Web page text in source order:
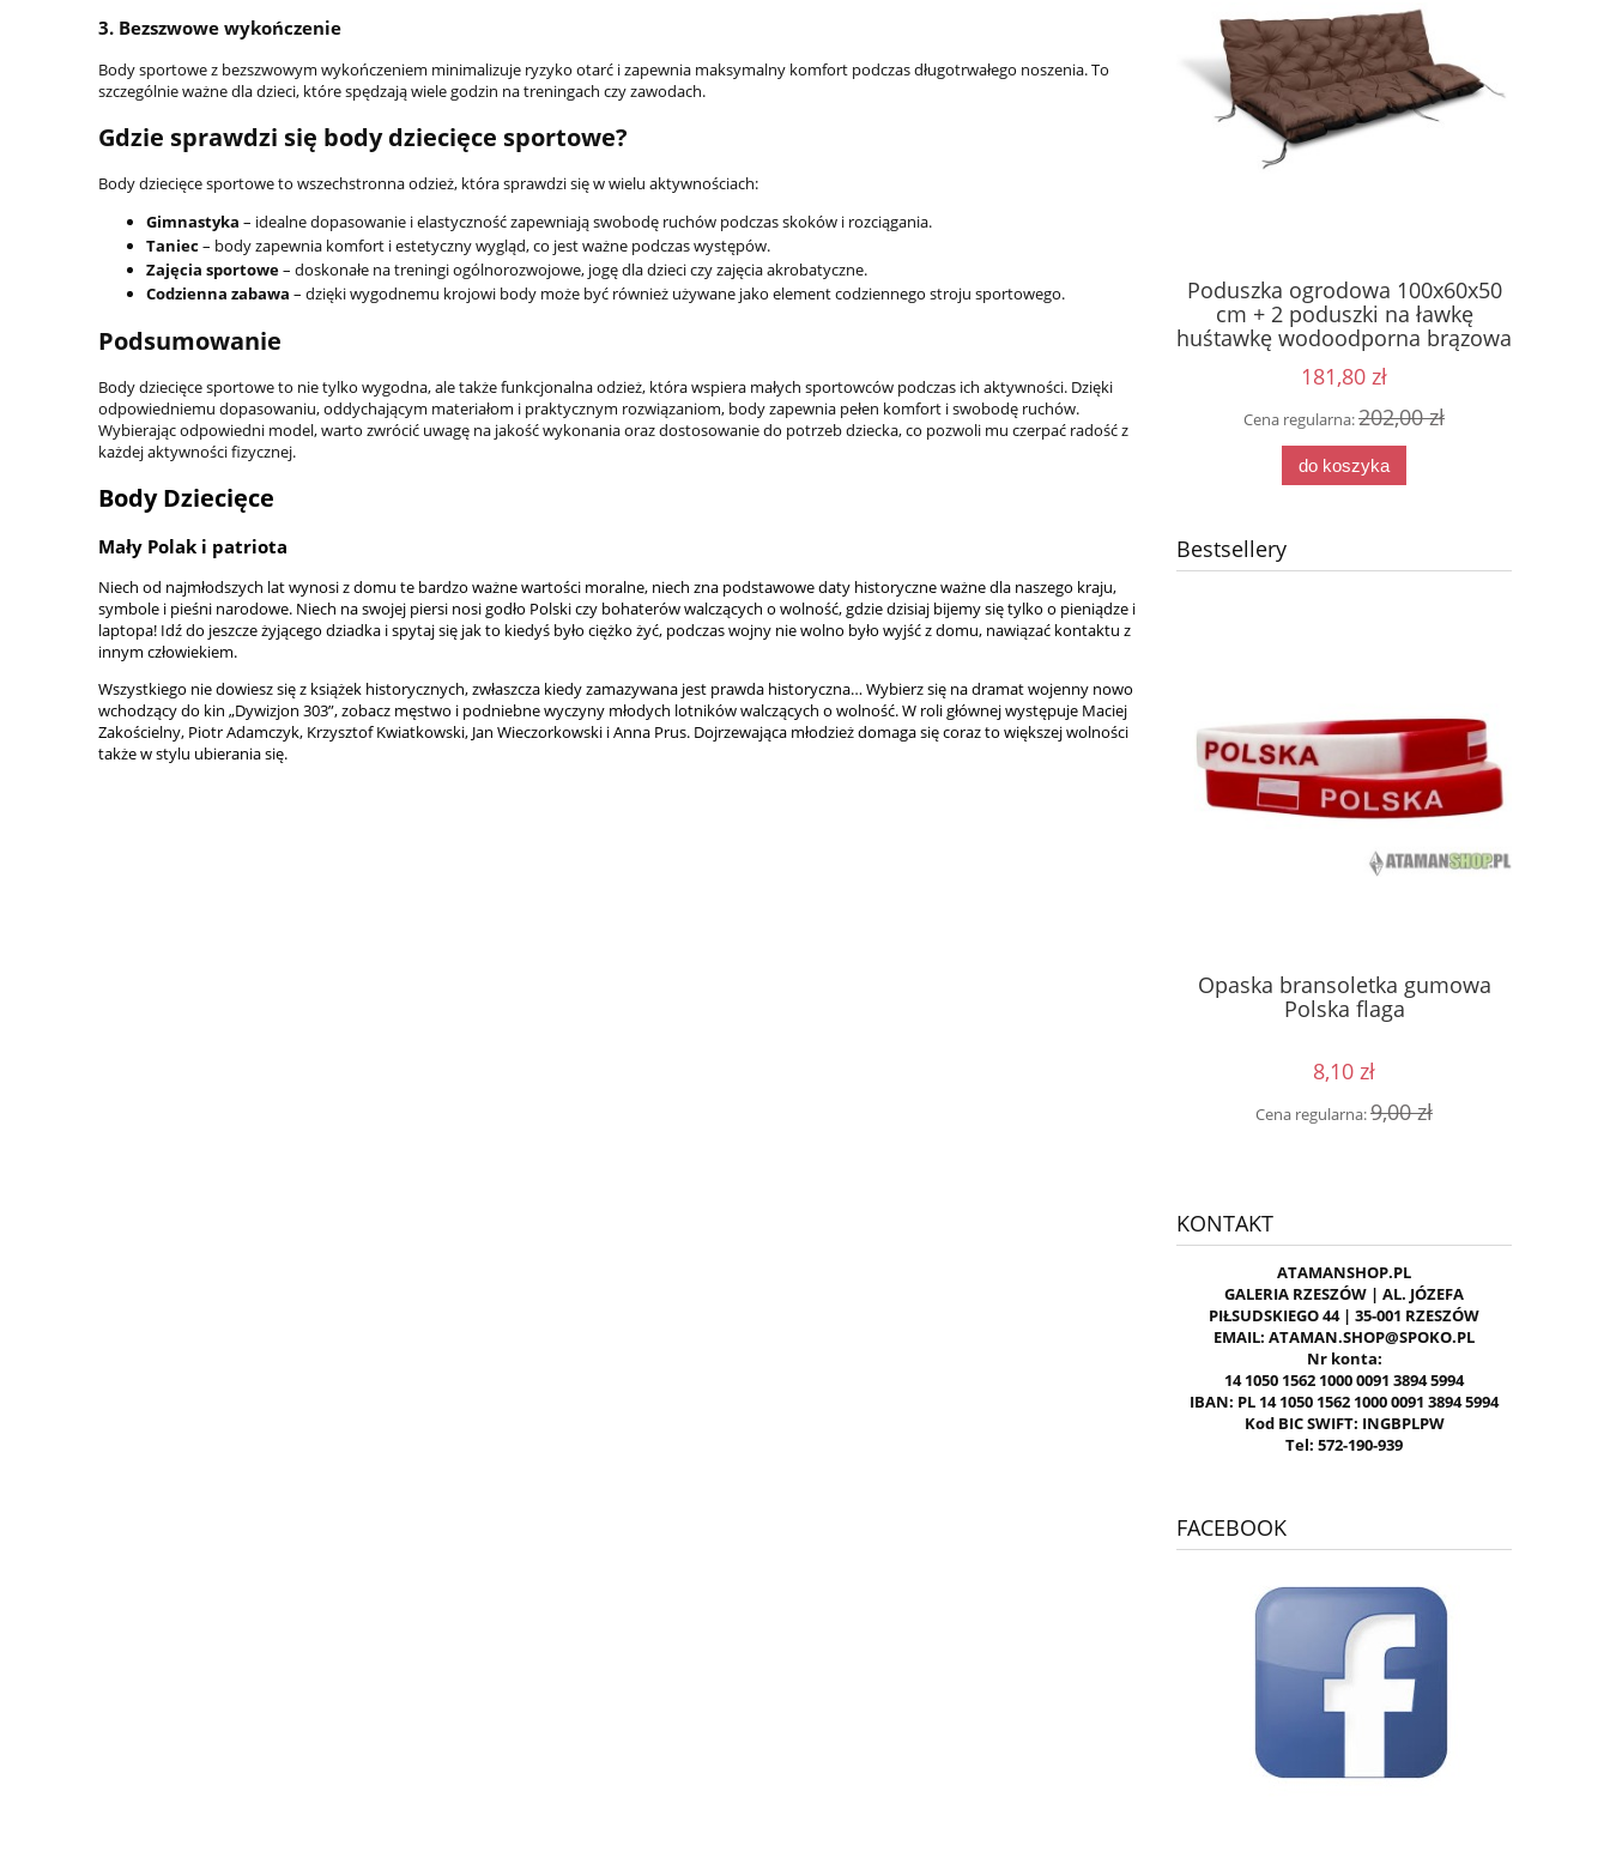
3. Bezszwowe wykończenie
Body sportowe z bezszwowym wykończeniem minimalizuje ryzyko otarć i zapewnia maksymalny komfort podczas długotrwałego noszenia. To
szczególnie ważne dla dzieci, które spędzają wiele godzin na treningach czy zawodach.
Gdzie sprawdzi się body dziecięce sportowe?
Body dziecięce sportowe to wszechstronna odzież, która sprawdzi się w wielu aktywnościach:
Gimnastyka – idealne dopasowanie i elastyczność zapewniają swobodę ruchów podczas skoków i rozciągania.
Taniec– body zapewnia komfort i estetyczny wygląd, co jest ważne podczas występów.
Zajęcia sportowe– doskonałe na treningi ogólnorozwojowe, jogę dla dzieci czy zajęcia akrobatyczne.
Codzienna zabawa – dzięki wygodnemu krojowi body może być również używane jako element codziennego stroju sportowego.
Podsumowanie
Body dziecięce sportowe to nie tylko wygodna, ale także funkcjonalna odzież, która wspiera małych sportowców podczas ich aktywności. Dzięki
odpowiedniemu dopasowaniu, oddychającym materiałom i praktycznym rozwiązaniom, body zapewnia pełen komfort i swobodę ruchów.
Wybierając odpowiedni model, warto zwrócić uwagę na jakość wykonania oraz dostosowanie do potrzeb dziecka, co pozwoli mu czerpać radość z
każdej aktywności fizycznej.
Body Dziecięce
Mały Polak i patriota
Niech od najmłodszych lat wynosi z domu te bardzo ważne wartości moralne, niech zna podstawowe daty historyczne ważne dla naszego kraju,
symbole i pieśni narodowe. Niech na swojej piersi nosi godło Polskiczy bohaterów walczących o wolność, gdzie dzisiaj bijemy się tylko o pieniądze i
laptopa! Idź do jeszcze żyjącego dziadka i spytaj się jak to kiedyś było ciężko żyć, podczas wojny nie wolno było wyjść z domu, nawiązać kontaktu z
innym człowiekiem.
Wszystkiego nie dowiesz się z książek historycznych, zwłaszcza kiedy zamazywana jest prawda historyczna… Wybierz się na dramat wojenny nowo
wchodzący do kin „Dywizjon 303”, zobacz męstwo i podniebne wyczyny młodych lotników walczących o wolność. W roli głównej występuje Maciej
Zakościelny, Piotr Adamczyk, Krzysztof Kwiatkowski, Jan Wieczorkowski i Anna Prus. Dojrzewająca młodzież domaga się coraz to większej wolności
także w stylu ubierania się.
Bluza Patriotyczna Cześć i
133,00 zł
Cena regularna:145,00 zł
Poduszka ogrodowa 100x60x50
cm + 2 poduszki na ławkę
huśtawkę wodoodporna brązowa
181,80 zł
Cena regularna:202,00 zł
do koszyka
Bestsellery
Opaska bransoletka gumowa
Polska flaga
8,10 zł
Cena regularna:9,00 zł
KONTAKT
ATAMANSHOP.PL
GALERIA RZESZÓW | AL. JÓZEFA
PIŁSUDSKIEGO 44 | 35-001 RZESZÓW
EMAIL: ATAMAN.SHOP@SPOKO.PL
Nr konta:
14 1050 1562 1000 0091 3894 5994
IBAN: PL 14 1050 1562 1000 0091 3894 5994
Kod BIC SWIFT: INGBPLPW
Tel: 572-190-939
FACEBOOK